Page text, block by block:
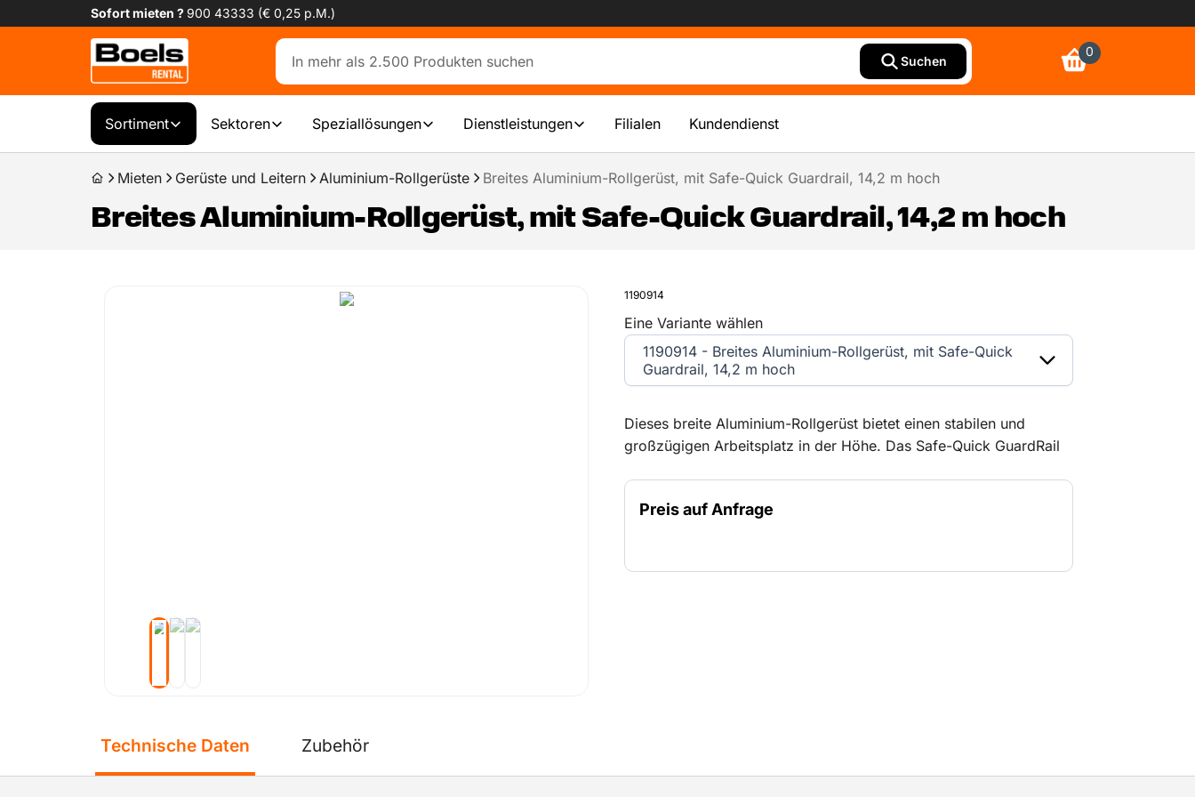
Sofort mieten ?900 43333 (€ 0,25 p.M.)
Suchen
0
Sortiment Sektoren Speziallösungen Dienstleistungen Filialen Kundendienst
Mieten Gerüste und Leitern Aluminium-Rollgerüste Breites Aluminium-Rollgerüst, mit Safe-Quick Guardrail, 14,2 m hoch
Breites Aluminium-Rollgerüst, mit Safe-Quick Guardrail, 14,2 m hoch
1190914
Dieses breite Aluminium-Rollgerüst bietet einen stabilen und
großzügigen Arbeitsplatz in der Höhe. Das Safe-Quick GuardRail
geschützt sind. Durch eine clevere Aufbauweise sind feste
Geländer und Streben bereits vorhanden, bevor Sie die nächste
Preis auf Anfrage
Eine Variante wählen
1190914 - Breites Aluminium-Rollgerüst, mit Safe-Quick
Guardrail, 14,2 m hoch
Technische Daten Zubehör